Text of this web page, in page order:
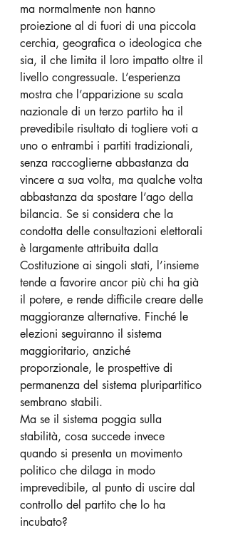
ma normalmente non hanno
proiezione al di fuori di una piccola
cerchia, geografica o ideologica che
sia, il che limita il loro impatto oltre il
livello congressuale. L’esperienza
mostra che l’apparizione su scala
nazionale di un terzo partito ha il
prevedibile risultato di togliere voti a
uno o entrambi i partiti tradizionali,
senza raccoglierne abbastanza da
vincere a sua volta, ma qualche volta
abbastanza da spostare l’ago della
bilancia. Se si considera che la
condotta delle consultazioni elettorali
è largamente attribuita dalla
Costituzione ai singoli stati, l’insieme
tende a favorire ancor più chi ha già
il potere, e rende difficile creare delle
maggioranze alternative. Finché le
elezioni seguiranno il sistema
maggioritario, anziché
proporzionale, le prospettive di
permanenza del sistema pluripartitico
sembrano stabili.
Ma se il sistema poggia sulla
stabilità, cosa succede invece
quando si presenta un movimento
politico che dilaga in modo
imprevedibile, al punto di uscire dal
controllo del partito che lo ha
incubato?